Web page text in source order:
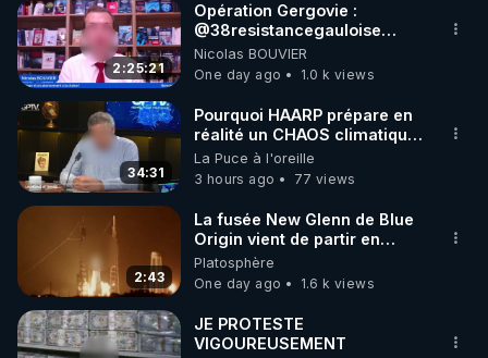
2:25:21
Opération Gergovie :
‪@38resistancegauloise‬
‪@MarionSigautOfficiel‬
‪@gladysriifard5710‬ Laëtitia
Nicolas BOUVIER
One day ago
1.0 k views
34:31
Pourquoi HAARP prépare en
réalité un CHAOS climatique,
on répond
La Puce à l'oreille
3 hours ago
77 views
2:43
La fusée New Glenn de Blue
Origin vient de partir en
fumée.
Platosphère
One day ago
1.6 k views
JE PROTESTE
VIGOUREUSEMENT